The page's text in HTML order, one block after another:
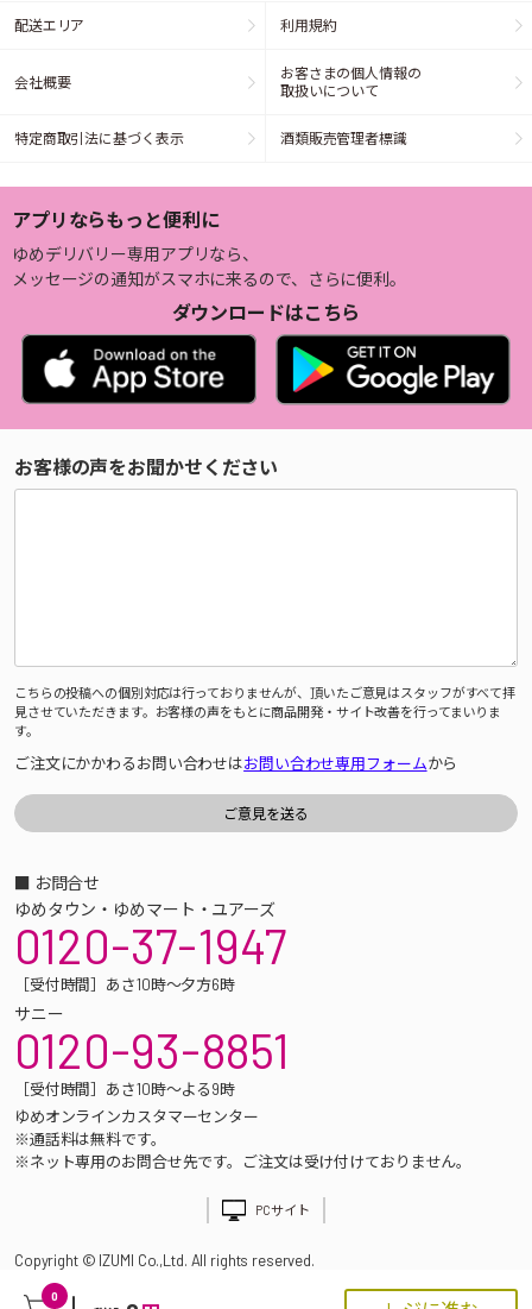
0
配送エリア 利用規約
会社概要
お客さまの個人情報の
取扱いについて
特定商取引法に基づく表示 酒類販売管理者標識
アプリならもっと便利に
ゆめデリバリー専用アプリなら、
メッセージの通知がスマホに来るので、さらに便利。
ダウンロードはこちら
お客様の声をお聞かせください
こちらの投稿への個別対応は行っておりませんが、頂いたご意見はスタッフがすべて拝
見させていただきます。お客様の声をもとに商品開発・サイト改善を行ってまいりま
す。
ご注文にかかわるお問い合わせはお問い合わせ専用フォームから
■ お問合せ
ゆめタウン・ゆめマート・ユアーズ
0120-37-1947
［受付時間］あさ10時～夕方6時
サニー
0120-93-8851
［受付時間］あさ10時～よる9時
ゆめオンラインカスタマーセンター
※通話料は無料です。
※ネット専用のお問合せ先です。ご注文は受け付けておりません。
PCサイト
Copyright © IZUMI Co.,Ltd. All rights reserved.